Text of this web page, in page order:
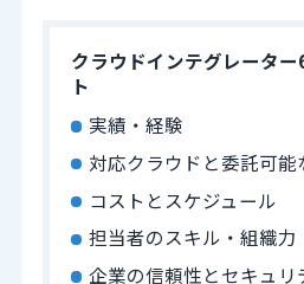
クラウドインテグレータ
ト
実績・経験
対応クラウドと委託可能
コストとスケジュール
担当者のスキル・組織力
企業の信頼性とセキュリ